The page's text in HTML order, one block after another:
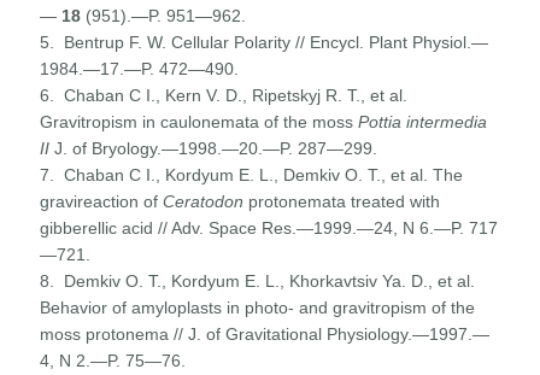
— 18 (951).—P. 951—962.
5. Bentrup F. W. Cellular Polarity // Encycl. Plant Physiol.—
1984.—17.—P. 472—490.
6. Chaban С I., Kern V. D., Ripetskyj R. Т., et al.
Gravitropism in caulonemata of the mossPottia intermedia
IIJ. of Bryol­ogy.—1998.—20.—P. 287—299.
7. Chaban С I., Kordyum E. L., Demkiv О. Т., et al. The
gravireaction ofCeratodon protonemata treated with
gibberellic acid // Adv. Space Res.—1999.—24, N 6.—P. 717
—721.
8. Demkiv О. Т., Kordyum E. L., Khorkavtsiv Ya. D., et al.
Behavior of amyloplasts in photo- and gravitropism of the
moss protonema // J. of Gravitational Physiology.—1997.—
4, N 2.—P. 75—76.